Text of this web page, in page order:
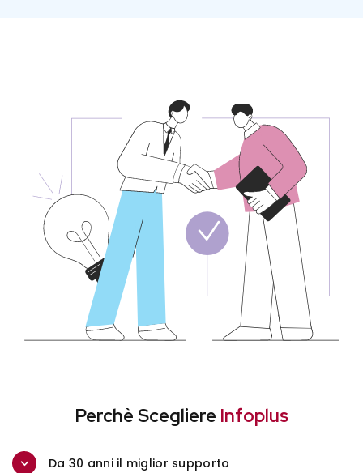
Perchè Scegliere Infoplus
Da 30 anni il miglior supporto